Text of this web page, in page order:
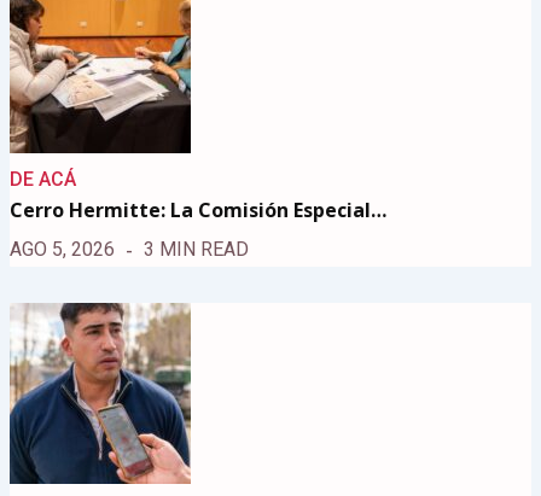
DE ACÁ
Cerro Hermitte: La Comisión Especial…
AGO 5, 2026 3 MIN READ